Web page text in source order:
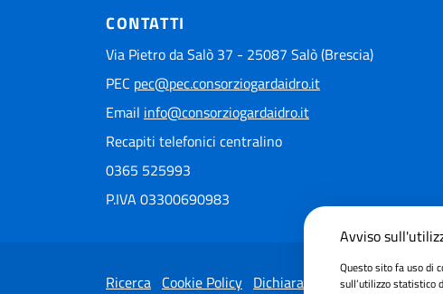
CONTATTI
Via Pietro da Salò 37 - 25087 Salò (Brescia)
PEC pec@pec.consorziogardaidro.it
Email info@consorziogardaidro.it
Recapiti telefonici centralino
0365 525993
P.IVA 03300690983
Ricerca Cookie Policy Dichiarazione di accessibilità
Avviso
Questo sito fa uso di
sull’utilizzo statistico